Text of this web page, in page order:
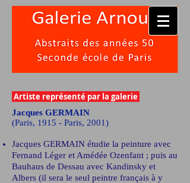
Artiste représenté par la galerie
Jacques GERMAIN
(Paris, 1915 - Paris, 2001)
Jacques GERMAIN étudie la peinture avec
Fernand Léger et Amédée Ozenfant ; puis au
Bauhaus de Dessau avec Kandinsky et
Albers (il sera le seul peintre français à y